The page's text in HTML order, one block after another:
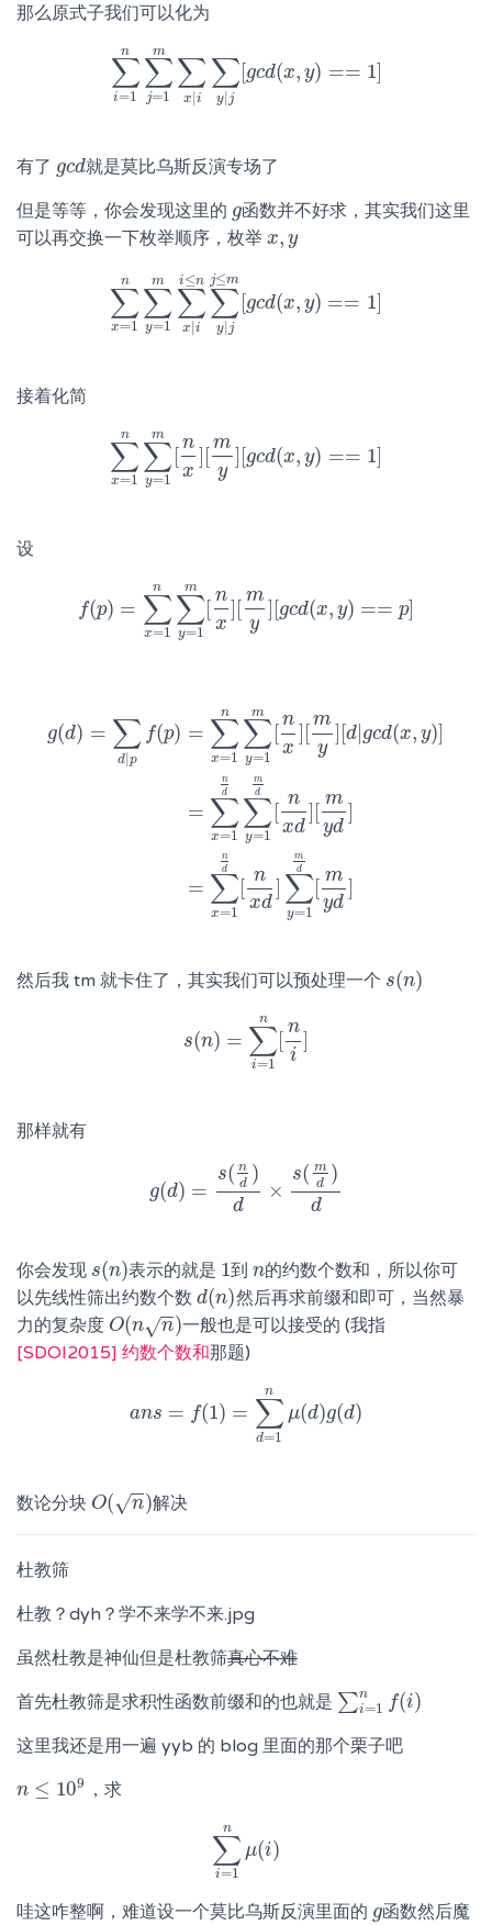
那么原式子我们可以化为
∑
i=1
n ∑
j=1
m ∑
x i
∑
y j
[gcd(x, y) == 1]
∑i= n =1 ∑ ∑y|j[gc d(x,y)==1
有了 gcd
gcd就是莫比乌斯反演专场了
但是等等，你会发现这里的 g
g函数并不好求，其实我们这里
可以再交换一下枚举顺序，枚举 x, y
x,y
∑
x=1
n ∑
y=1
m ∑
x |i
i≤n ∑
y j
j≤m
[gcd(x, y) == 1]
∑x 1n y= m x|ii≤n∑y |jj≤ m[g cd
接着化简
∑
x=1
n ∑
y=1
m
[
n
x
] [
m
y
] [gcd(x, y) == 1]
∑x 1n y= m[n x][my][gc d(x,y )==
设
f(p) = ∑
x=1
n ∑
y=1
m
[
n
x
][
m
y
][gcd(x, y) == p]
f(p)= ∑x =1 ∑y 1m nx] my][gc d(x,y)==p
g(d) = ∑
d| p
f(p) = ∑
x=1
n ∑
y=1
m
[
n
x
] [
m
y
] [d| gcd(x, y)]
= ∑
x=1
n
d
∑
y=1
m
d
[
n
xd
][
m
yd
]
= ∑
x=1
n
d
[
n
xd
] ∑
y=1
m
d
[
m
yd
]
x= n ∑y = 1m[nx [my
然后我 tm 就卡住了，其实我们可以预处理一个 s(n)
s(n)
s(n) = ∑
i=1
n
[
n
i
]
s(n)=∑i =1 ni]
那样就有
g(d) =
s( n
d )
d
×
s( m
d )
d
g(d )= s(nd)d s( md)d
你会发现 s(n)
s(n) 表示的就是 1
1到n
n的约数个数和，所以你可
以先线性筛出约数个数 d(n)
d(n) 然后再求前缀和即可，当然暴
力的复杂度 O(n n
−
−
√ )
O(nn)
一般也是可以接受的 (我指
[SDOI2015] 约数个数和那题)
ans = f(1) = ∑
d=1
n
μ(d)g(d)
an s= (1)= ∑d =1 μ(d)g(d)
数论分块 O( n
−
−
√ )
O(n) 解决
杜教筛
杜教？dyh？学不来学不来.jpg
虽然杜教是神仙但是杜教筛真心不难
首先杜教筛是求积性函数前缀和的也就是 ∑n
i=1 f(i)
∑ =1n f(i)
这里我还是用一遍 yyb 的 blog 里面的那个栗子吧
n ≤ 109
n≤109 ，求
∑
i=1
n
μ(i)
∑i 1nμ(i
哇这咋整啊，难道设一个莫比乌斯反演里面的 g
g函数然后魔